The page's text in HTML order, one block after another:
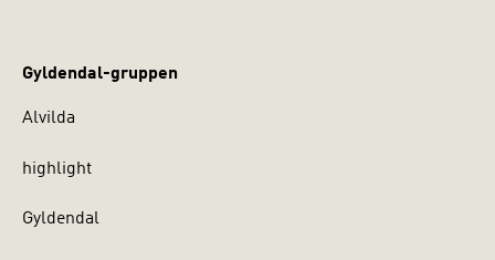
Gyldendal-gruppen
Alvilda
highlight
Gyldendal